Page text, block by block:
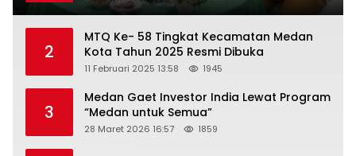
2
MTQ Ke- 58 Tingkat Kecamatan Medan
Kota Tahun 2025 Resmi Dibuka
11 Februari 2025 13:58 1945
3
Medan Gaet Investor India Lewat Program
“Medan untuk Semua”
28 Maret 2026 16:57 1859